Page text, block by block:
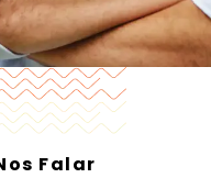
Falar